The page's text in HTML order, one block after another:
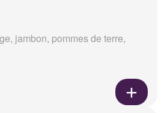
jambon, pommes de terre,